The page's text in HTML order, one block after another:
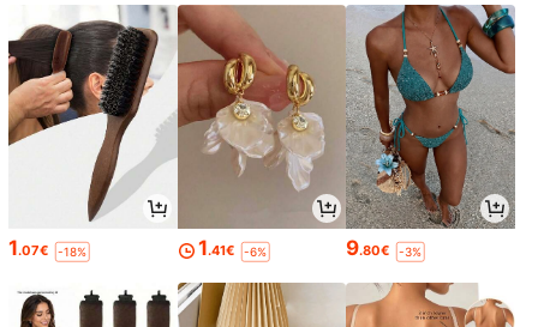
1.07€ -18% 1.41€ -6% 9.80€ -3%